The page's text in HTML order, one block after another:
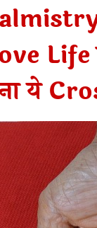
Life
ये